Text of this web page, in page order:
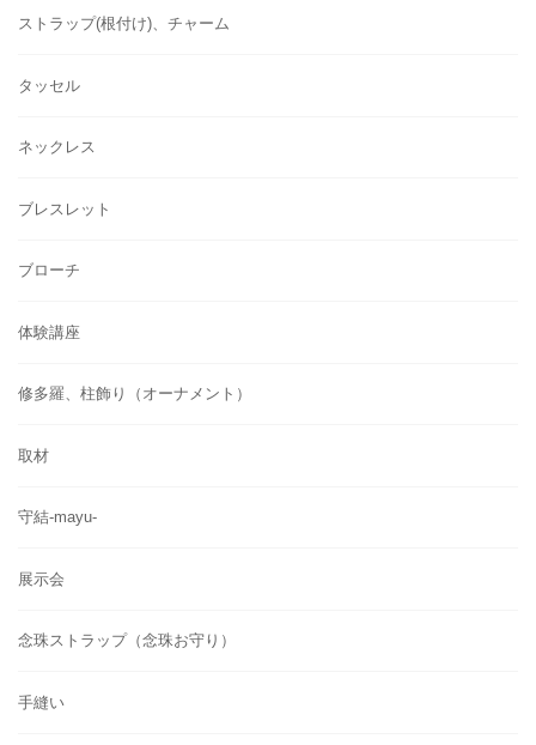
ストラップ(根付け)、チャーム
タッセル
ネックレス
ブレスレット
ブローチ
体験講座
修多羅、柱飾り（オーナメント）
取材
守結-mayu-
展示会
念珠ストラップ（念珠お守り）
手縫い